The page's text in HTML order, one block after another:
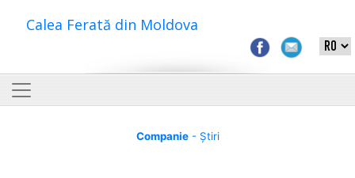
Calea Ferată din Moldova
Companie- Știri